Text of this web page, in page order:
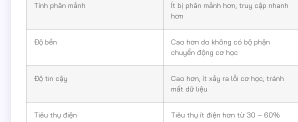
Tính phân mảnh
Ít bị phân mảnh hơn, truy cập nhanh
hơn
Độ bền
Cao hơn do không có bộ phận
chuyển động cơ học
Độ tin cậy
Cao hơn, ít xảy ra lỗi cơ học, tránh
mất dữ liệu
Tiêu thụ điện Tiêu thụ ít điện hơn từ 30 – 60%